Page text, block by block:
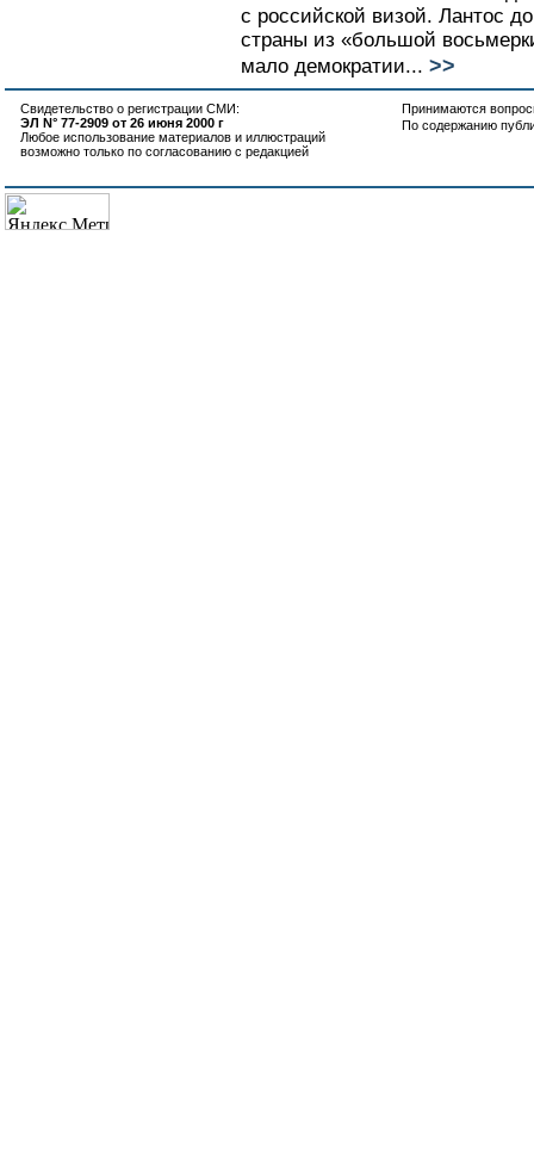
с российской визой. Лантос
страны из «большой
мало демократии... >>
Свидетельство о регистрации СМИ:
ЭЛ N° 77-2909 от 26 июня 2000 г
Любое использование материалов и иллюстраций
возможно только по согласованию с редакцией
Принимаются
По содержанию